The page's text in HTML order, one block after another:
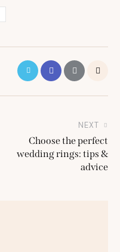
NEXT
Choose the perfect
wedding rings: tips &
advice